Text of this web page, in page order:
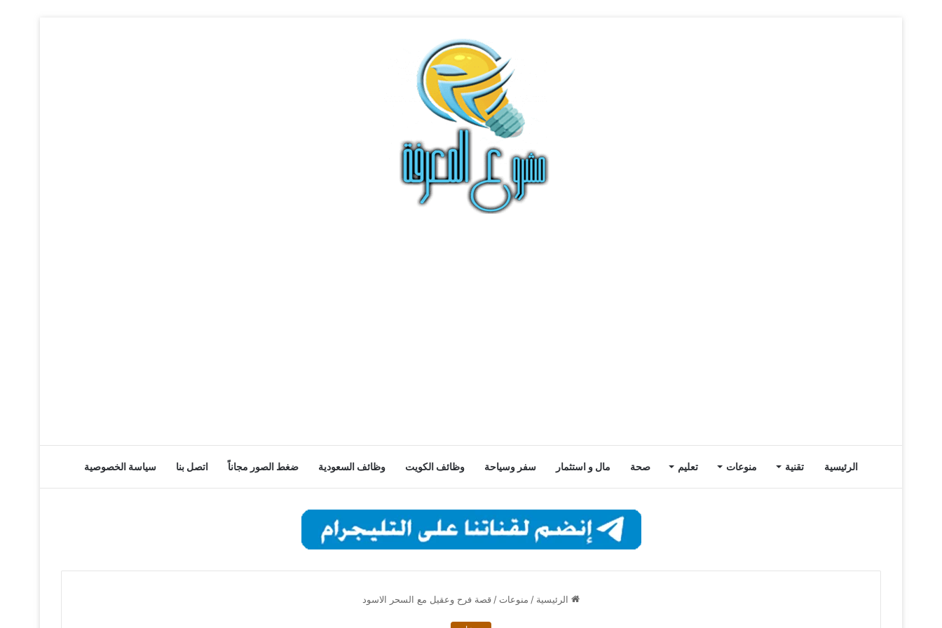
الرئيسية تقنية منوعات تعليم صحة مال و استثمار سفر وسياحة وظائف الكويت وظائف السعودية ضغط الصور مجاناً اتصل بنا سياسة الخصوصية
الرئيسية / منوعات / قصة فرح وعقيل مع السحر الاسود